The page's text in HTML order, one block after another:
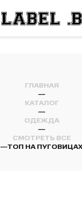
ГЛАВНАЯ
—
КАТАЛОГ
—
ОДЕЖДА
—
СМОТРЕТЬ ВСЕ
—ТОП НА